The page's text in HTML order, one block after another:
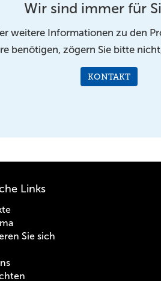
Wir sind immer für
weitere Informationen zu den
benötigen, zögern Sie bitte
KONTAKT
Links
Sie sich